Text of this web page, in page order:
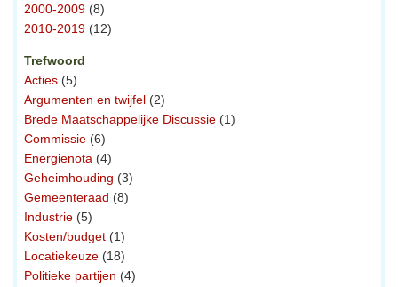
2000-2009 (8)
2010-2019 (12)
Trefwoord
Acties (5)
Argumenten en twijfel (2)
Brede Maatschappelijke Discussie (1)
Commissie (6)
Energienota (4)
Geheimhouding (3)
Gemeenteraad (8)
Industrie (5)
Kosten/budget (1)
Locatiekeuze (18)
Politieke partijen (4)